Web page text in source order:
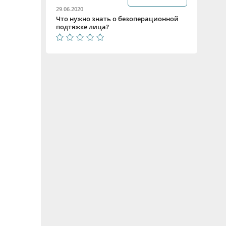
29.06.2020
Что нужно знать о безоперационной
подтяжке лица?